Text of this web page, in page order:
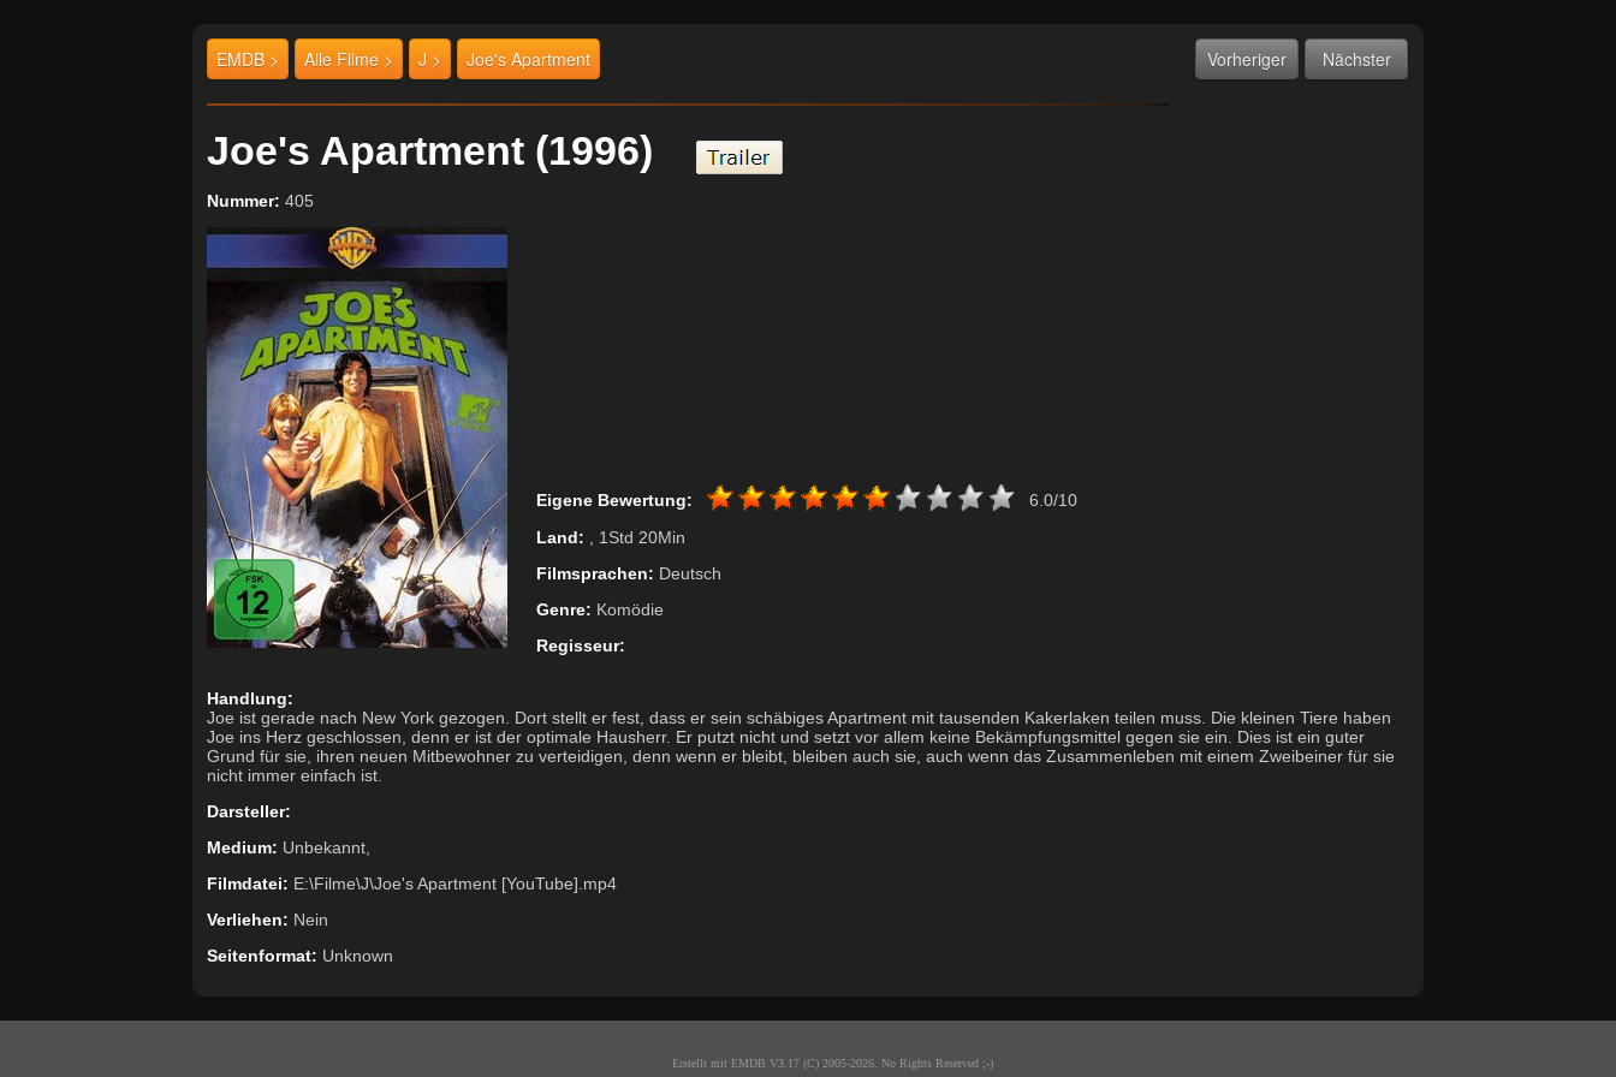
EMDB > Alle Filme > J > Joe's Apartment Vorheriger Nächster
Joe's Apartment (1996)
Nummer: 405
Eigene Bewertung:
6.0/10
Land: , 1Std 20Min
Filmsprachen: Deutsch
Genre: Komödie
Regisseur:
Handlung:
Joe ist gerade nach New York gezogen. Dort stellt er fest, dass er sein schäbiges Apartment mit tausenden Kakerlaken teilen muss. Die kleinen Tiere haben
Joe ins Herz geschlossen, denn er ist der optimale Hausherr. Er putzt nicht und setzt vor allem keine Bekämpfungsmittel gegen sie ein. Dies ist ein guter
Grund für sie, ihren neuen Mitbewohner zu verteidigen, denn wenn er bleibt, bleiben auch sie, auch wenn das Zusammenleben mit einem Zweibeiner für sie
nicht immer einfach ist.
Darsteller:
Medium: Unbekannt,
Filmdatei: E:\Filme\J\Joe's Apartment [YouTube].mp4
Verliehen: Nein
Seitenformat: Unknown
Erstellt mit EMDB V3.17 (C) 2005-2026. No Rights Reserved ;-)